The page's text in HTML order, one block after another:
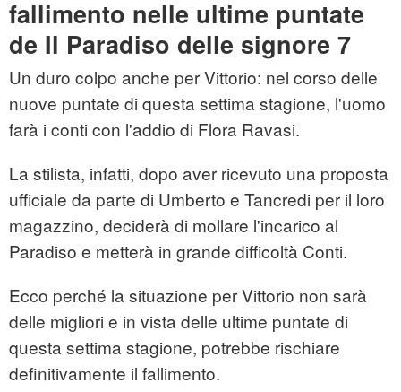
fallimento nelle ultime puntate
de Il Paradiso delle signore 7
Un duro colpo anche per Vittorio: nel corso delle
nuove puntate di questa settima stagione, l'uomo
farà i conti con l'addio di Flora Ravasi.
La stilista, infatti, dopo aver ricevuto una proposta
ufficiale da parte di Umberto e Tancredi per il loro
magazzino, deciderà di mollare l'incarico al
Paradiso e metterà in grande difficoltà Conti.
Ecco perché la situazione per Vittorio non sarà
delle migliori e in vista delle ultime puntate di
questa settima stagione, potrebbe rischiare
definitivamente il fallimento.